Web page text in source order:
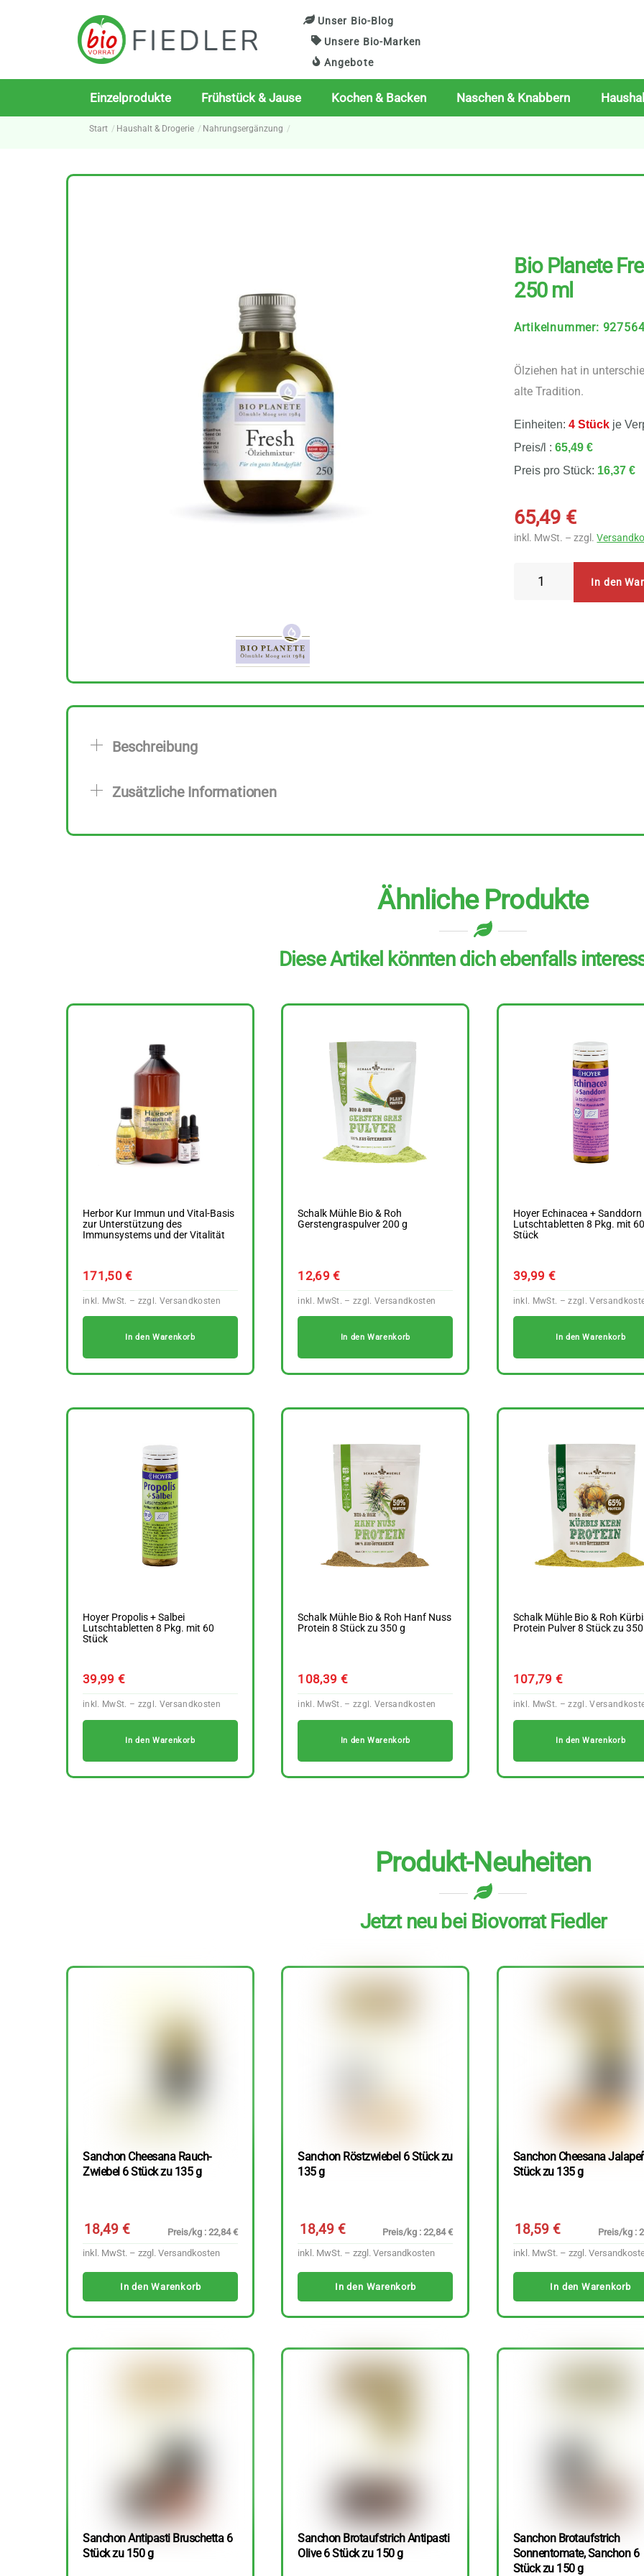
Unser Bio-Blog
Unsere Bio-Marken
Angebote
Einzelprodukte Frühstück & Jause Kochen & Backen Naschen & Knabbern
Start Haushalt & Drogerie Nahrungsergänzung
Bio Planete
250 ml
Artikelnummer:
Ölziehen hat in
alte Tradition.
Einheiten:4 Stück je
Preis/l :65,49 €
Preis pro Stück: 16,37 €
65,49 €
inkl. MwSt. – zzgl.
In den
Beschreibung
Zusätzliche Informationen
Ähnliche Produkte
Diese Artikel könnten dich ebenfalls
Herbor Kur Immun und Vital-Basis
zur Unterstützung des
Immunsystems und der Vitalität
171,50€
In den Warenkorb
Schalk Mühle Bio & Roh
Gerstengraspulver 200 g
12,69€
In den Warenkorb
Hoyer Echinacea + Sanddorn
Lutschtabletten 8 Pkg. mit 60
Stück
39,99 €
In den Warenkorb
Hoyer Propolis + Salbei
Lutschtabletten 8 Pkg. mit 60
Stück
39,99€
In den Warenkorb
Schalk Mühle Bio & Roh Hanf Nuss
Protein 8 Stück zu 350 g
108,39 €
In den Warenkorb
Schalk Mühle Bio & Roh
Protein Pulver 8 Stück zu
107,79 €
In den Warenkorb
Produkt-Neuheiten
Jetzt neu bei Biovorrat Fiedler
Sanchon Cheesana Rauch-
Zwiebel 6 Stück zu 135 g
18,49€
Preis/kg : 22,84 €
inkl. MwSt. – zzgl. Versandkosten
In den Warenkorb
Sanchon Röstzwiebel 6 Stück zu
135 g
18,49 €
Preis/kg : 22,84 €
inkl. MwSt. – zzgl.Versandkosten
In den Warenkorb
Sanchon Cheesana
Stück zu 135 g
18,59 €
Preis/kg :
inkl. MwSt. – zzgl.
In den Warenkorb
Sanchon Antipasti Bruschetta 6
Stück zu 150 g
Sanchon Brotaufstrich Antipasti
Olive 6 Stück zu 150 g
Sanchon Brotaufstrich
Sonnentomate, Sanchon 6
Stück zu 150 g